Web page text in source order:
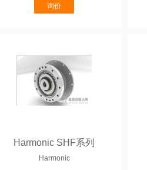
询价
Harmonic SHF系列
Harmonic